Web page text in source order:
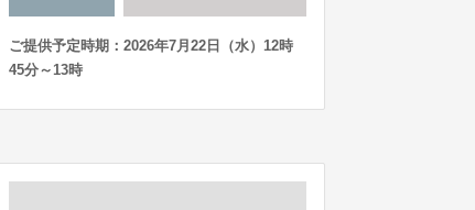
ご提供予定時期：2026年7月22日（水）12時
45分～13時